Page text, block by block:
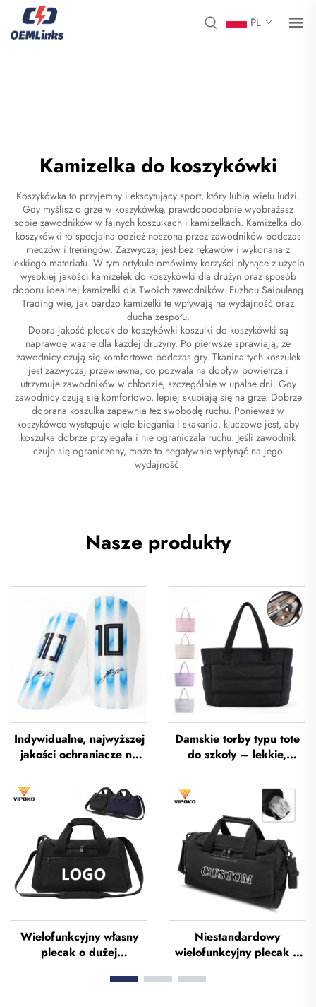
PL
Kamizelka do koszykówki
Koszykówka to przyjemny i ekscytujący sport, który lubią wielu ludzi.
Gdy myślisz o grze w koszykówkę, prawdopodobnie wyobrażasz
sobie zawodników w fajnych koszulkach i kamizelkach. Kamizelka do
koszykówki to specjalna odzież noszona przez zawodników podczas
meczów i treningów. Zazwyczaj jest bez rękawów i wykonana z
lekkiego materiału. W tym artykule omówimy korzyści płynące z użycia
wysokiej jakości kamizelek do koszykówki dla drużyn oraz sposób
doboru idealnej kamizelki dla Twoich zawodników. Fuzhou Saipulang
Trading wie, jak bardzo kamizelki te wpływają na wydajność oraz
ducha zespołu.
Dobra jakość plecak do koszykówki koszulki do koszykówki są
naprawdę ważne dla każdej drużyny. Po pierwsze sprawiają, że
zawodnicy czują się komfortowo podczas gry. Tkanina tych koszulek
jest zazwyczaj przewiewna, co pozwala na dopływ powietrza i
utrzymuje zawodników w chłodzie, szczególnie w upalne dni. Gdy
zawodnicy czują się komfortowo, lepiej skupiają się na grze. Dobrze
dobrana koszulka zapewnia też swobodę ruchu. Ponieważ w
koszykówce występuje wiele biegania i skakania, kluczowe jest, aby
koszulka dobrze przylegała i nie ograniczała ruchu. Jeśli zawodnik
czuje się ograniczony, może to negatywnie wpłynąć na jego
wydajność.
Nasze produkty
Indywidualne, najwyższej
jakości ochraniacze na
ochraniacze na piszczel
do piłki nożnej, ochrona
na nogi, ochraniacze na
piszczel do piłki nożnej
Damskie torby typu tote
do szkoły – lekkie,
wycieczki i wypoczynek
na otwartym powietrzu,
miękkie torebki ręczne do
biura, wodoodporne
torby typu tote z poliestru
Wielofunkcyjny własny
plecak o dużej
sportowa do siłowni dla
Niestandardowy
wielofunkcyjny plecak o
sportu i siłowni dla kobiet